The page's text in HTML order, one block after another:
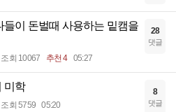
들이 돈벌때 사용하는 밑캠을
조회 10067 추천 4 05:27
28
댓글
미학
조회 5759 05:20
8
댓글